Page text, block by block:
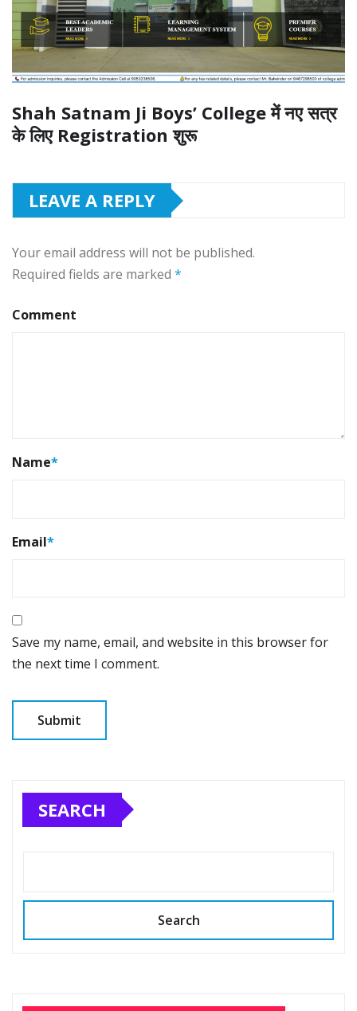
Shah Satnam Ji Boys’ College में नए सत्र
के लिए Registration शुरू
LEAVE A REPLY
Your email address will not be published.
Required fields are marked *
Comment
Name*
Email*
Save my name, email, and website in this browser for
the next time I comment.
SEARCH
Search